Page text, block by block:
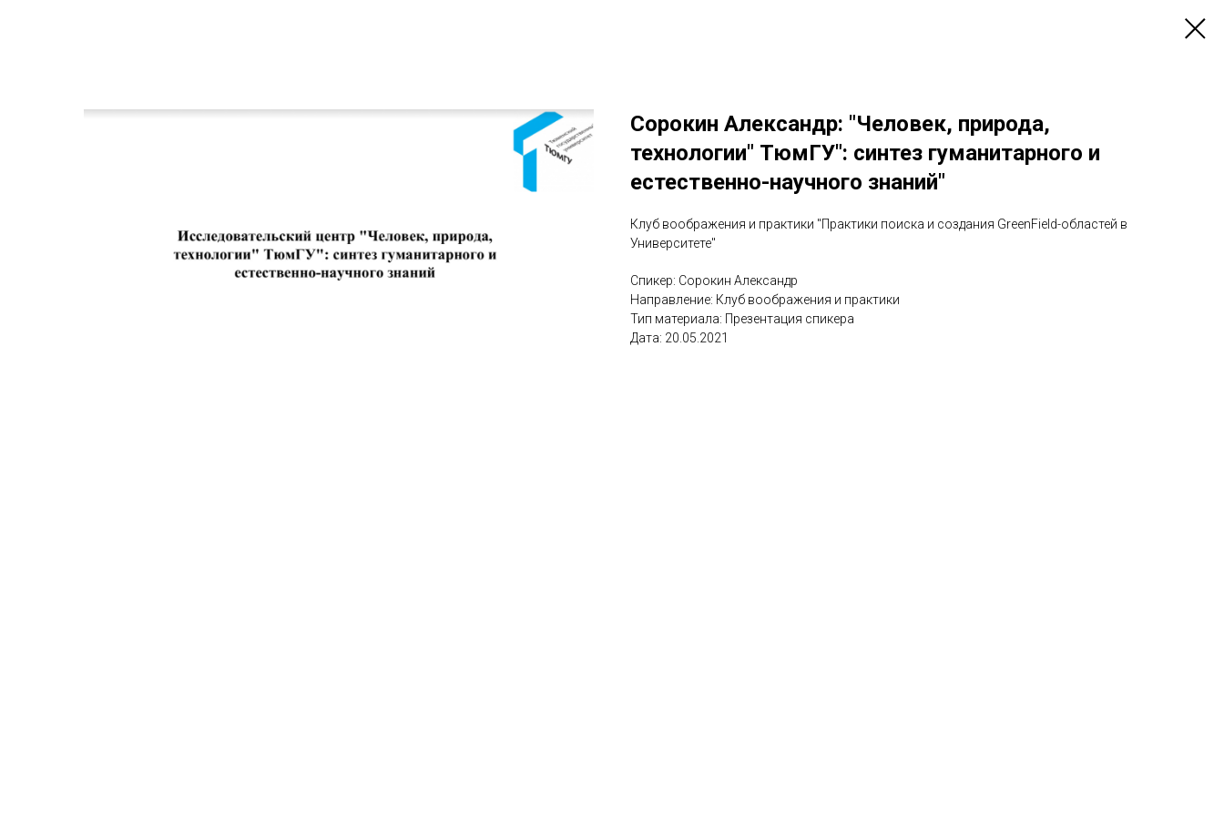
Сорокин Александр: "Человек, природа,
технологии" ТюмГУ": синтез гуманитарного и
естественно-научного знаний"
Клуб воображения и практики "Практики поиска и создания GreenField-областей в
Университете"
Спикер: Сорокин Александр
Направление: Клуб воображения и практики
Тип материала: Презентация спикера
Дата: 20.05.2021